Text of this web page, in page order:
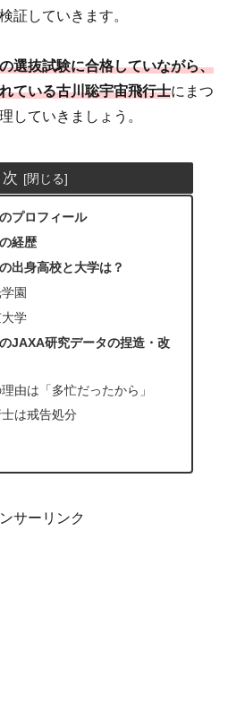
証していきます。
選抜試験に合格していながら、
ている古川聡宇宙飛行士にまつ
していきましょう。
次
プロフィール
経歴
出身高校と大学は？
園
学
JAXA研究データの捏造・改
由は「多忙だったから」
は戒告処分
サーリンク